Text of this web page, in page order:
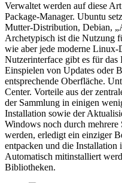
Verwaltet werden auf diese
Package-Manager. Ubuntu
Mutter-Distribution, Debian,
Archetypisch ist die Nutzung
wie aber jede moderne
Nutzerinterface gibt es für
Einspielen von Updates oder
entsprechende Oberfläche.
Center. Vorteile aus der
der Sammlung in einigen
Installation sowie der
Windows noch durch
werden, erledigt ein einziger
entpacken und die Installation
Automatisch mitinstalliert
Bibliotheken.